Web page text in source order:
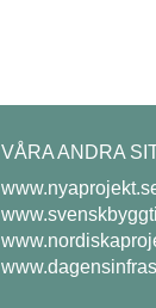
VÅRA ANDRA